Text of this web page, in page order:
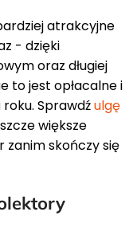
atrakcyjne
- dzięki
oraz długiej
to jest opłacalne i
Sprawdźulgę
większe
zanim skończy się